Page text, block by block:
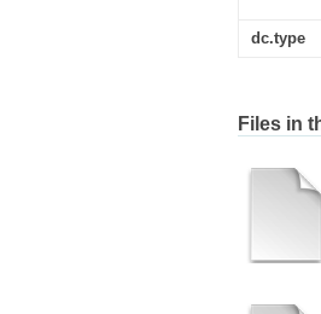
dc.type
Files in